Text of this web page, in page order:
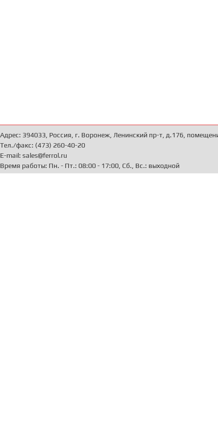
Адрес: 394033, Россия, г. Воронеж, Ленинский пр-т, д.176,
Тел./факс: (473) 260-40-20
E-mail: sales@ferrol.ru
Время работы: Пн. - Пт.: 08:00 - 17:00, Сб., Вс.: выходной